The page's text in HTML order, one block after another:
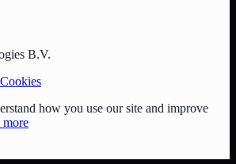
B.V.
Cookies
how you use our site and improve
more